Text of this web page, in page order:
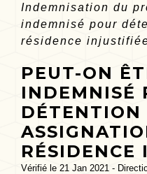
Indemnisation du
indemnisé pour
résidence
PEUT-ON
INDEMNISÉ
DÉTENTION
RÉSIDENCE
Vérifié le 21 Jan 2021 -